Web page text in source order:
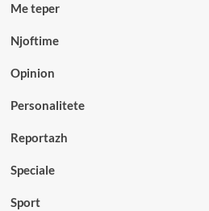
Me teper
Njoftime
Opinion
Personalitete
Reportazh
Speciale
Sport